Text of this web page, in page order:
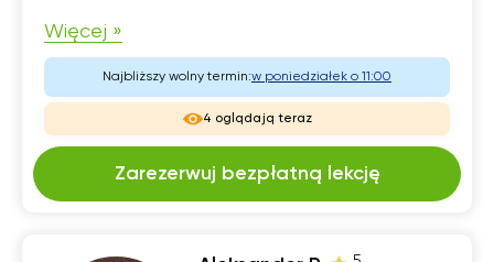
Więcej »
Najbliższy wolny termin:w poniedziałek o 11:00
4 oglądają teraz
Zarezerwuj bezpłatną lekcję